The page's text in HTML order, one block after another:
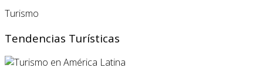
Turismo
Tendencias Turísticas